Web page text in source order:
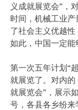
义成就展览会”，
时间，机械工业
了社会主义优越
如此，中国一定能
第一次五年计划“
就展览了。对内
就展览会”，展示
号，各县各乡纷